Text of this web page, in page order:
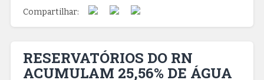
Compartilhar:
RESERVATÓRIOS DO RN
ACUMULAM 25,56% DE ÁGUA